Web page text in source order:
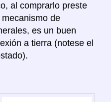
al comprarlo preste
de
es un buen
a tierra (notese el